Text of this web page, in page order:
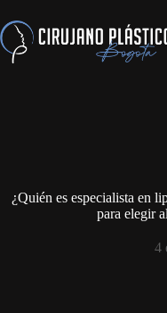
¿Quién es especialista en
para elegir
4